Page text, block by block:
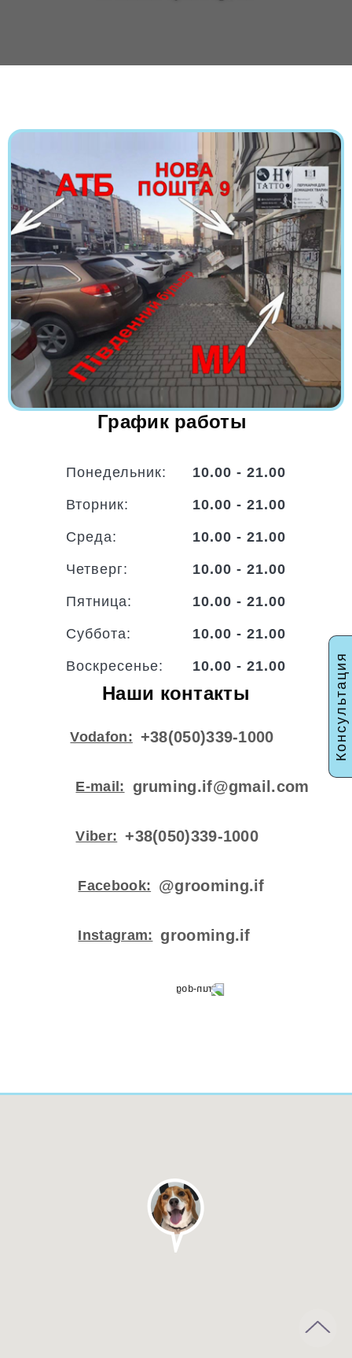
Консультация
Наши контакты
Vodafon: +38(050)339-1000
E-mail: gruming.if@gmail.com
Viber: +38(050)339-1000
Facebook: @grooming.if
Instagram: grooming.if
График работы
Понедельник: 10.00 - 21.00
Вторник: 10.00 - 21.00
Среда: 10.00 - 21.00
Четверг: 10.00 - 21.00
Пятница: 10.00 - 21.00
Суббота: 10.00 - 21.00
Воскресенье: 10.00 - 21.00